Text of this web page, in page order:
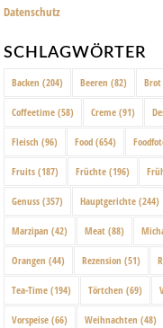
Datenschutz
SCHLAGWÖRTER
Backen (204) Beeren (82) Brot
Coffeetime (58) Creme (91)
Fleisch (96) Food (654)
Fruits (187) Früchte (196)
Genuss (357) Hauptgerichte (244)
Marzipan (42) Meat (88)
Orangen (44) Rezension (51)
Tea-Time (194) Törtchen (69)
Vorspeise (66) Weihnachten (48)